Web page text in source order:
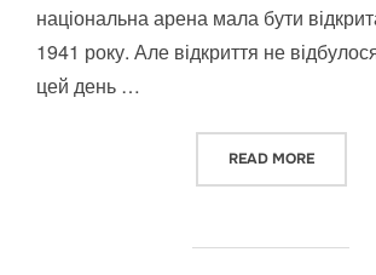
національна арена мала бути
1941 року. Але відкриття не
цей день …
READ MORE